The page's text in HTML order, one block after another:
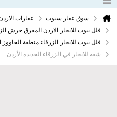
سوق عقار سبوت عقارات
فلل بيوت للايجار الاردن المفرق جرش
فلل بيوت للايجار الزرقاء منطقة الحاووز
شقه للايجار في الزرقاء الجديده الأردن